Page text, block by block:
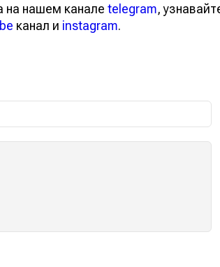
на нашем канале telegram,
канал и instagram.